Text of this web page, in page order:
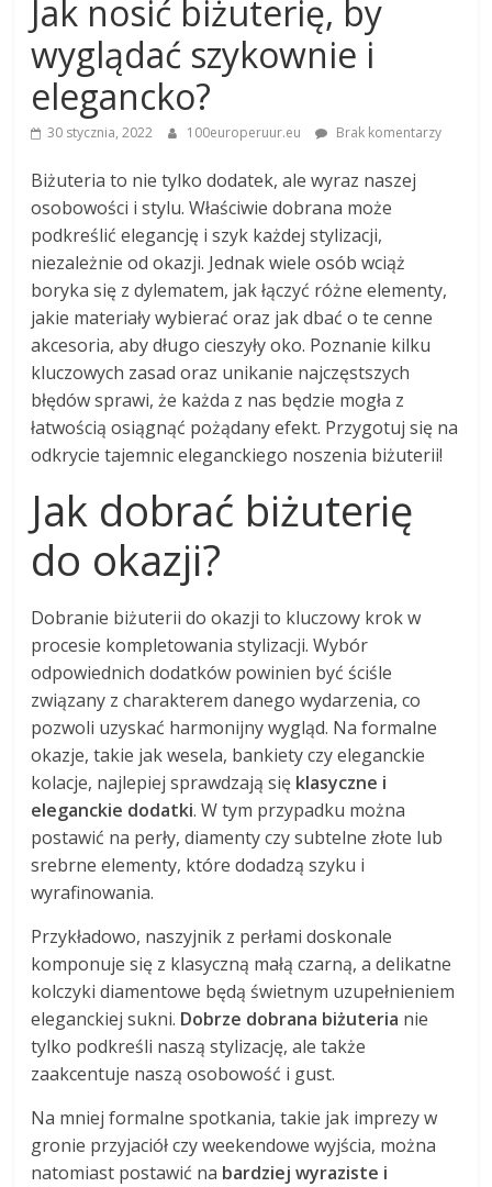
Jak nosić biżuterię, by
wyglądać szykownie i
elegancko?
30 stycznia, 2022 100europeruur.eu Brak komentarzy
Biżuteria to nie tylko dodatek, ale wyraz naszej
osobowości i stylu. Właściwie dobrana może
podkreślić elegancję i szyk każdej stylizacji,
niezależnie od okazji. Jednak wiele osób wciąż
boryka się z dylematem, jak łączyć różne elementy,
jakie materiały wybierać oraz jak dbać o te cenne
akcesoria, aby długo cieszyły oko. Poznanie kilku
kluczowych zasad oraz unikanie najczęstszych
błędów sprawi, że każda z nas będzie mogła z
łatwością osiągnąć pożądany efekt. Przygotuj się na
odkrycie tajemnic eleganckiego noszenia biżuterii!
Jak dobrać biżuterię
do okazji?
Dobranie biżuterii do okazji to kluczowy krok w
procesie kompletowania stylizacji. Wybór
odpowiednich dodatków powinien być ściśle
związany z charakterem danego wydarzenia, co
pozwoli uzyskać harmonijny wygląd. Na formalne
okazje, takie jak wesela, bankiety czy eleganckie
kolacje, najlepiej sprawdzają się klasyczne i
eleganckie dodatki. W tym przypadku można
postawić na perły, diamenty czy subtelne złote lub
srebrne elementy, które dodadzą szyku i
wyrafinowania.
Przykładowo, naszyjnik z perłami doskonale
komponuje się z klasyczną małą czarną, a delikatne
kolczyki diamentowe będą świetnym uzupełnieniem
eleganckiej sukni. Dobrze dobrana biżuteria nie
tylko podkreśli naszą stylizację, ale także
zaakcentuje naszą osobowość i gust.
Na mniej formalne spotkania, takie jak imprezy w
gronie przyjaciół czy weekendowe wyjścia, można
natomiast postawić na bardziej wyraziste i